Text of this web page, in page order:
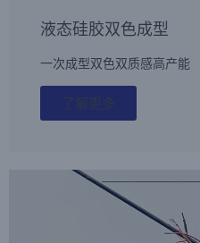
液态硅胶双色成型
一次成型双色双质感高产能
了解更多